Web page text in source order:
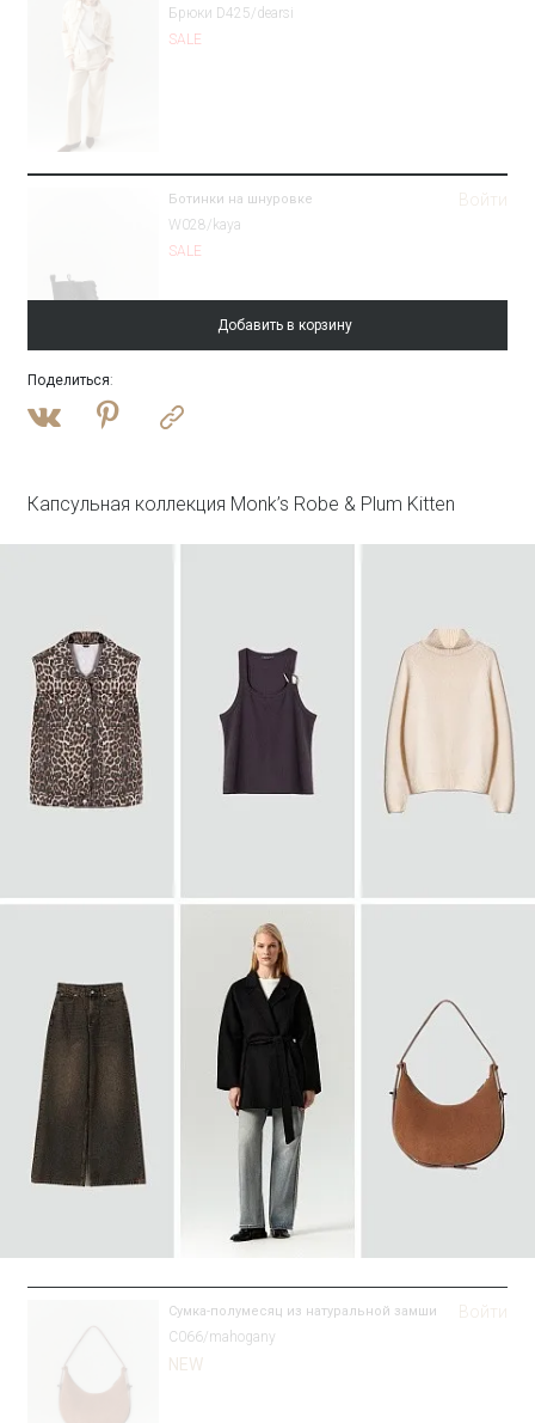
Брюки D425/dearsi
SALE
Ботинки на шнуровке
W028/kaya
SALE
Войти
Джинсовая куртка oversize с бахромой
B3115/champan
Войти
SALE
Добавить в корзину
Поделиться:
Капсульная коллекция Monk’s Robe & Plum Kitten
Сумка-полумесяц из натуральной замши
C066/mahogany
NEW
Войти